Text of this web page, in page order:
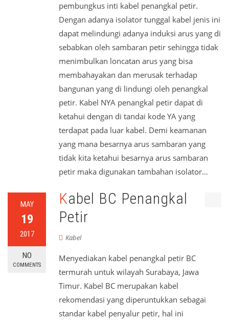
pembungkus inti kabel penangkal petir.
Dengan adanya isolator tunggal kabel jenis ini
dapat melindungi adanya induksi arus yang di
sebabkan oleh sambaran petir sehingga tidak
menimbulkan loncatan arus yang bisa
membahayakan dan merusak terhadap
bangunan yang di lindungi oleh penangkal
petir. Kabel NYA penangkal petir dapat di
ketahui dengan di tandai kode YA yang
terdapat pada luar kabel. Demi keamanan
yang mana besarnya arus sambaran yang
tidak kita ketahui besarnya arus sambaran
petir maka digunakan tambahan isolator…
MAY
19
2017
NO
COMMENTS
Kabel BC Penangkal
Petir
Kabel
Menyediakan kabel penangkal petir BC
termurah untuk wilayah Surabaya, Jawa
Timur. Kabel BC merupakan kabel
rekomendasi yang diperuntukkan sebagai
standar kabel penyalur petir, hal ini